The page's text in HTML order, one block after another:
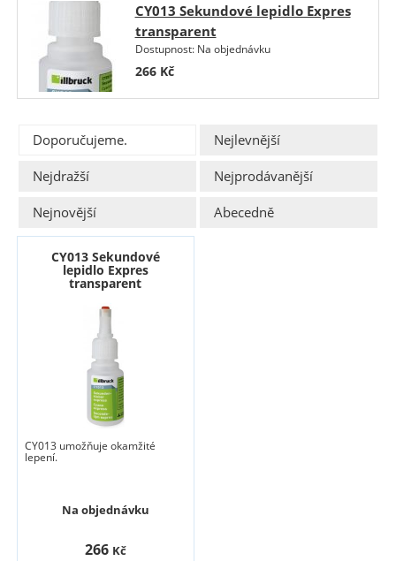
CY013 Sekundové lepidlo Expres
transparent
Dostupnost: Na objednávku
266 Kč
Doporučujeme.
Nejlevnější
Nejdražší
Nejprodávanější
Nejnovější
Abecedně
CY013 Sekundové
lepidlo Expres
transparent
CY013 umožňuje okamžité
lepení.
Na objednávku
266 Kč